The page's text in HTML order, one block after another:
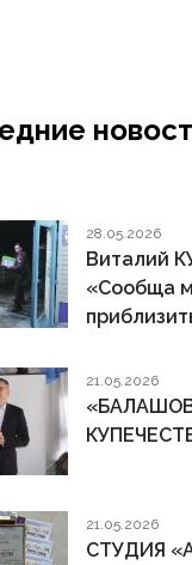
28.05.2026
Виталий
«Сообща
21.05.2026
21.05.2026
СТУДИЯ